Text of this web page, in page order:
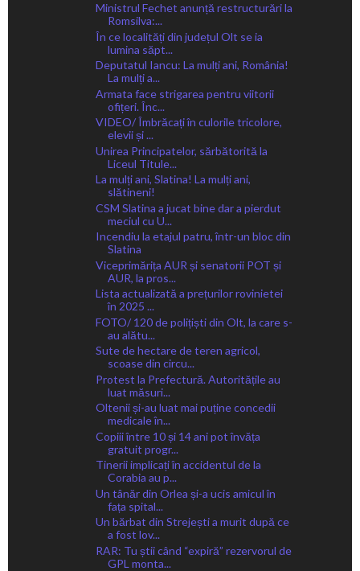
Ministrul Fechet anunță restructurări la
Romsilva:...
În ce localități din județul Olt se ia
lumina săpt...
Deputatul Iancu: La mulți ani, România!
La mulți a...
Armata face strigarea pentru viitorii
ofițeri. Înc...
VIDEO/ Îmbrăcați în culorile tricolore,
elevii și ...
Unirea Principatelor, sărbătorită la
Liceul Titule...
La mulți ani, Slatina! La mulți ani,
slătineni!
CSM Slatina a jucat bine dar a pierdut
meciul cu U...
Incendiu la etajul patru, într-un bloc din
Slatina
Viceprimărița AUR și senatorii POT și
AUR, la pros...
Lista actualizată a prețurilor rovinietei
în 2025 ...
FOTO/ 120 de polițiști din Olt, la care s-
au alătu...
Sute de hectare de teren agricol,
scoase din circu...
Protest la Prefectură. Autoritățile au
luat măsuri...
Oltenii și-au luat mai puține concedii
medicale în...
Copiii între 10 și 14 ani pot învăța
gratuit progr...
Tinerii implicați în accidentul de la
Corabia au p...
Un tânăr din Orlea și-a ucis amicul în
fața spital...
Un bărbat din Strejești a murit după ce
a fost lov...
RAR: Tu știi când “expiră” rezervorul de
GPL monta...